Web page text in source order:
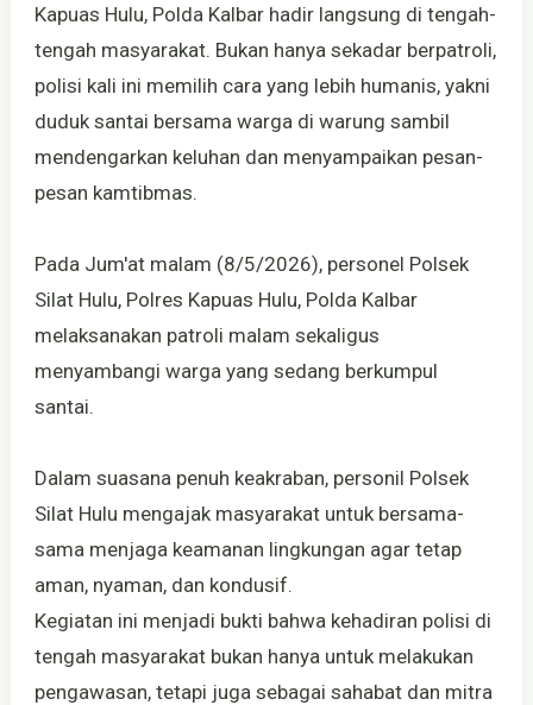
Kapuas Hulu, Polda Kalbar hadir langsung di tengah-
tengah masyarakat. Bukan hanya sekadar berpatroli,
polisi kali ini memilih cara yang lebih humanis, yakni
duduk santai bersama warga di warung sambil
mendengarkan keluhan dan menyampaikan pesan-
pesan kamtibmas.
Pada Jum'at malam (8/5/2026), personel Polsek
Silat Hulu, Polres Kapuas Hulu, Polda Kalbar
melaksanakan patroli malam sekaligus
menyambangi warga yang sedang berkumpul
santai.
Dalam suasana penuh keakraban, personil Polsek
Silat Hulu mengajak masyarakat untuk bersama-
sama menjaga keamanan lingkungan agar tetap
aman, nyaman, dan kondusif.
Kegiatan ini menjadi bukti bahwa kehadiran polisi di
tengah masyarakat bukan hanya untuk melakukan
pengawasan, tetapi juga sebagai sahabat dan mitra